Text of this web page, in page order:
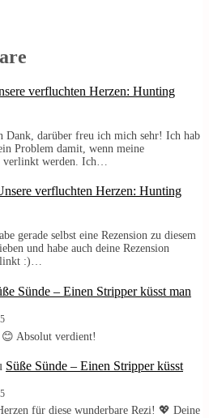
verfluchten Herzen: Hunting
Dank, darüber freu ich mich sehr! Ich hab
Problem damit, wenn meine
verlinkt werden. Ich…
verfluchten Herzen: Hunting
gerade selbst eine Rezension zu diesem
und habe auch deine Rezension
:)…
Sünde – Einen Stripper küsst man
😊 Absolut verdient!
Süße Sünde – Einen Stripper küsst
für diese wunderbare Rezi! 💖 Deine